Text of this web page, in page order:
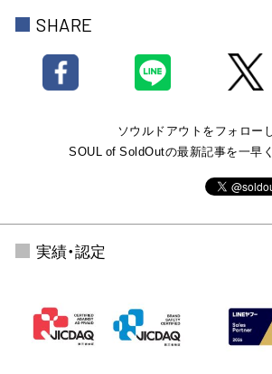
SHARE
ソウルドアウトをフォロー
SOUL of SoldOutの最新記事を一早
実績・認定